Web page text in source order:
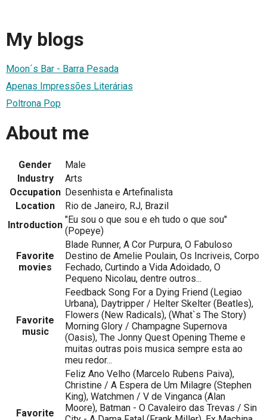
My blogs
Moon´s Bar - Barra Pesada
Apenas Impressões Literárias
Poltrona Pop
About me
Gender
Male
Industry
Arts
Occupation Desenhista e Artefinalista
Location
Rio de Janeiro, RJ, Brazil
Introduction "Eu sou o que sou e eh tudo o que sou"
(Popeye)
Favorite
movies
Blade Runner, A Cor Purpura, O Fabuloso
Destino de Amelie Poulain, Os Incriveis, Corpo
Fechado, Curtindo a Vida Adoidado, O
Pequeno Nicolau, dentre outros...
Favorite
music
Feedback Song For a Dying Friend (Legiao
Urbana), Daytripper / Helter Skelter (Beatles),
Flowers (New Radicals), (What`s The Story)
Morning Glory / Champagne Supernova
(Oasis), The Jonny Quest Opening Theme e
muitas outras pois musica sempre esta ao
meu redor...
Favorite
Feliz Ano Velho (Marcelo Rubens Paiva),
Christine / A Espera de Um Milagre (Stephen
King), Watchmen / V de Vinganca (Alan
Moore), Batman - O Cavaleiro das Trevas / Sin